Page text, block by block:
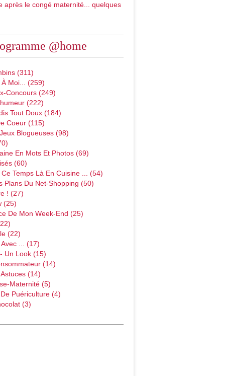
après le congé maternité... quelques
@home
(311)
À Moi... (259)
Concours (249)
(222)
Tout Doux (184)
Coeur (115)
Blogueuses (98)
En Mots Et Photos (69)
(60)
Temps Là En Cuisine ... (54)
Plans Du Net-Shopping (50)
! (27)
(25)
De Mon Week-End (25)
(22)
... (17)
Un Look (15)
(14)
(14)
Maternité (5)
Puériculture (4)
(3)